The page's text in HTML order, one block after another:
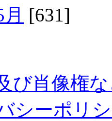
[631]
び肖像権
シーポリ